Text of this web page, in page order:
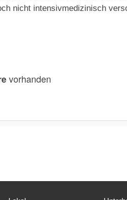
nicht intensivmedizinisch
vorhanden